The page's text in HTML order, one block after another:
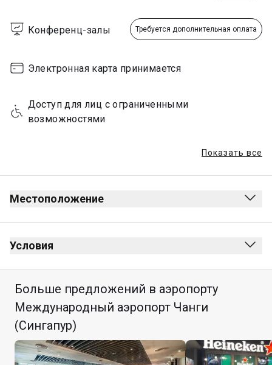
Sunday 00:00 - 23:59
Конференц-залы Требуется дополнительная оплата
Электронная карта принимается
Доступ для лиц с ограниченными
возможностями
Показать все
Местоположение
Отправление
После зоны досмотра
Следуйте указателям к "Pay Per Use
Lounge"/"Sunflower Garden."
Take the escalator behind  the UOB Gold to Level 3
The lounge is located before the Sunflower Garden
Условия
Курение запрещено (включая электронные
сигареты)
Без дресс-кода
Алкогольные напитки доступны только в период с
6:00 до 00:00 ежедневно.
Спальни предоставляются за плату
Больше предложений в аэропорту
Международный аэропорт Чанги
(Сингапур)